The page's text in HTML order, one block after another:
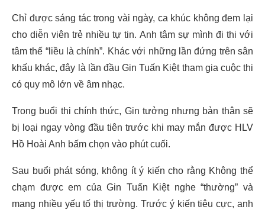
Chỉ được sáng tác trong vài ngày, ca khúc không đem lại
cho diễn viên trẻ nhiều tự tin. Anh tâm sự mình đi thi với
tâm thế “liều là chính”. Khác với những lần đứng trên sân
khấu khác, đây là lần đầu Gin Tuấn Kiệt tham gia cuộc thi
có quy mô lớn về âm nhạc.
Trong buổi thi chính thức, Gin tưởng nhưng bản thân sẽ
bị loại ngay vòng đầu tiên trước khi may mắn được HLV
Hồ Hoài Anh bấm chọn vào phút cuối.
Sau buổi phát sóng, không ít ý kiến cho rằng Không thể
chạm được em của Gin Tuấn Kiệt nghe “thường” và
mang nhiều yếu tố thị trường. Trước ý kiến tiêu cực, anh